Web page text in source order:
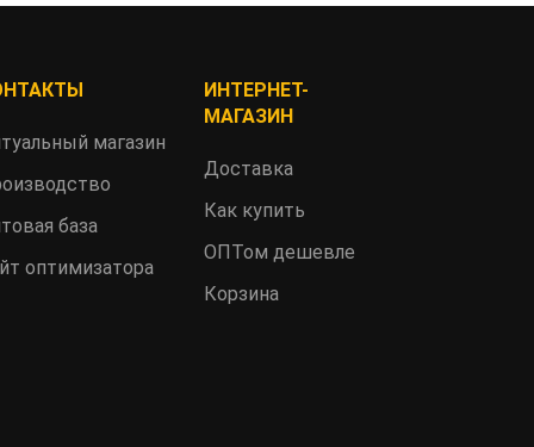
магазин
база
оптимизатора
ИНТЕРНЕТ-
МАГАЗИН
Доставка
Как купить
ОПТом дешевле
Корзина